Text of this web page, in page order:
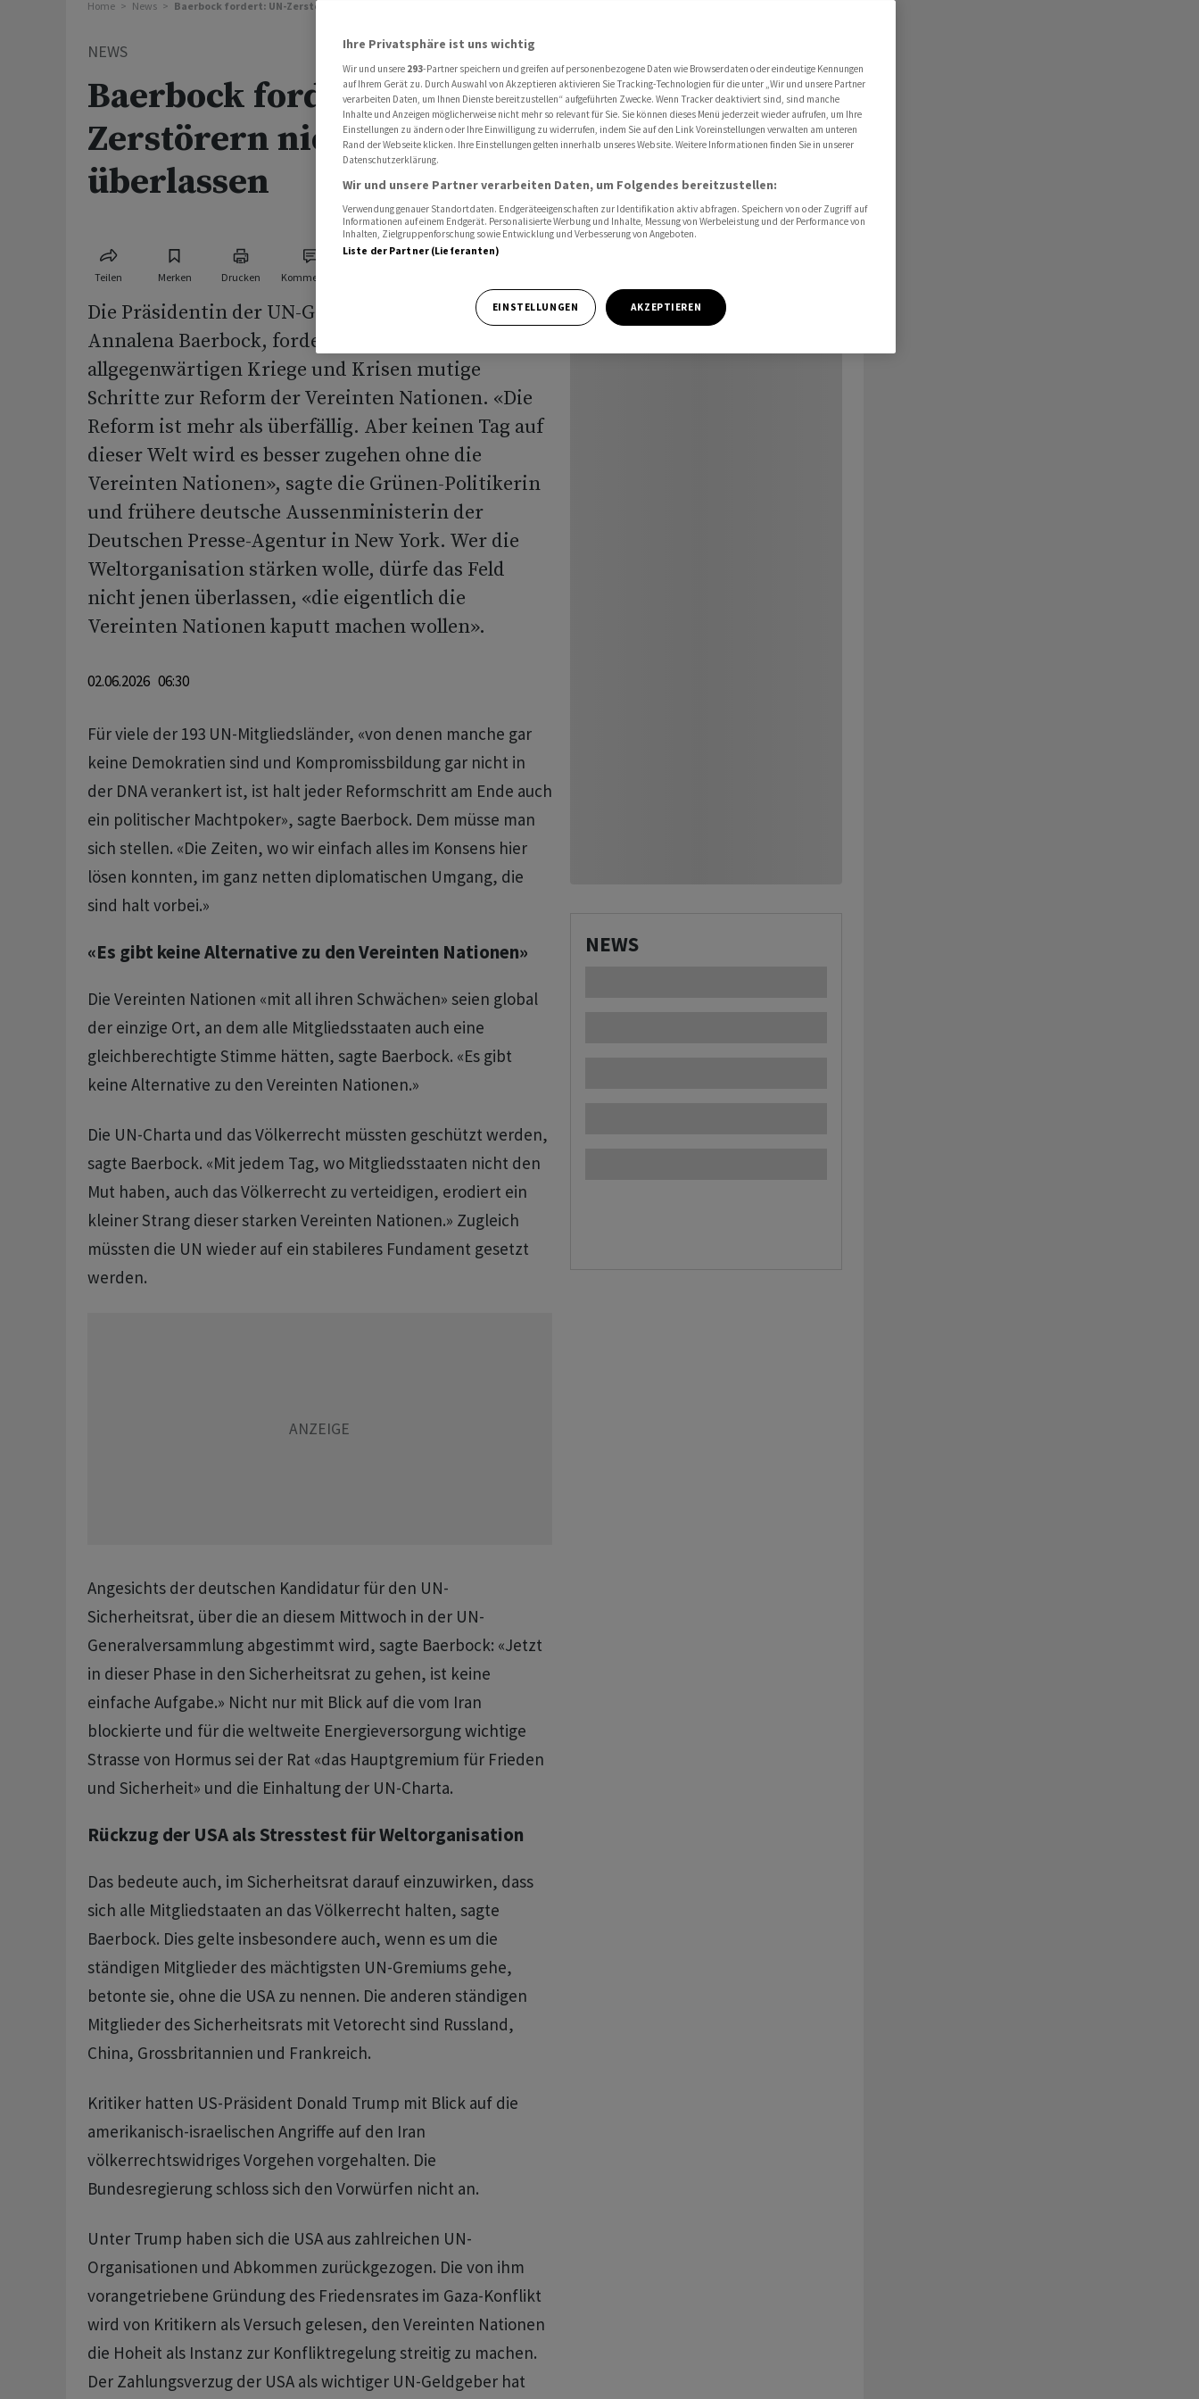
Home News Baerbock fordert: UN-Zerstörern nicht das Feld überlassen
NEWS
Baerbock fordert: UN-
Zerstörern nicht das Feld
überlassen
Teilen Merken Drucken Kommentare
Die Präsidentin der UN-Generalversammlung,
Annalena Baerbock, fordert angesichts der
allgegenwärtigen Kriege und Krisen mutige
Schritte zur Reform der Vereinten Nationen. «Die
Reform ist mehr als überfällig. Aber keinen Tag auf
dieser Welt wird es besser zugehen ohne die
Vereinten Nationen», sagte die Grünen-Politikerin
und frühere deutsche Aussenministerin der
Deutschen Presse-Agentur in New York. Wer die
Weltorganisation stärken wolle, dürfe das Feld
nicht jenen überlassen, «die eigentlich die
Vereinten Nationen kaputt machen wollen».
02.06.2026 06:30
Für viele der 193 UN-Mitgliedsländer, «von denen manche gar
keine Demokratien sind und Kompromissbildung gar nicht in
der DNA verankert ist, ist halt jeder Reformschritt am Ende auch
ein politischer Machtpoker», sagte Baerbock. Dem müsse man
sich stellen. «Die Zeiten, wo wir einfach alles im Konsens hier
lösen konnten, im ganz netten diplomatischen Umgang, die
sind halt vorbei.»
«Es gibt keine Alternative zu den Vereinten Nationen»
Die Vereinten Nationen «mit all ihren Schwächen» seien global
der einzige Ort, an dem alle Mitgliedsstaaten auch eine
gleichberechtigte Stimme hätten, sagte Baerbock. «Es gibt
keine Alternative zu den Vereinten Nationen.»
Die UN-Charta und das Völkerrecht müssten geschützt werden,
sagte Baerbock. «Mit jedem Tag, wo Mitgliedsstaaten nicht den
Mut haben, auch das Völkerrecht zu verteidigen, erodiert ein
kleiner Strang dieser starken Vereinten Nationen.» Zugleich
müssten die UN wieder auf ein stabileres Fundament gesetzt
werden.
Angesichts der deutschen Kandidatur für den UN-
Sicherheitsrat, über die an diesem Mittwoch in der UN-
Generalversammlung abgestimmt wird, sagte Baerbock: «Jetzt
in dieser Phase in den Sicherheitsrat zu gehen, ist keine
einfache Aufgabe.» Nicht nur mit Blick auf die vom Iran
blockierte und für die weltweite Energieversorgung wichtige
Strasse von Hormus sei der Rat «das Hauptgremium für Frieden
und Sicherheit» und die Einhaltung der UN-Charta.
Rückzug der USA als Stresstest für Weltorganisation
Das bedeute auch, im Sicherheitsrat darauf einzuwirken, dass
sich alle Mitgliedstaaten an das Völkerrecht halten, sagte
Baerbock. Dies gelte insbesondere auch, wenn es um die
ständigen Mitglieder des mächtigsten UN-Gremiums gehe,
betonte sie, ohne die USA zu nennen. Die anderen ständigen
Mitglieder des Sicherheitsrats mit Vetorecht sind Russland,
China, Grossbritannien und Frankreich.
Kritiker hatten US-Präsident Donald Trump mit Blick auf die
amerikanisch-israelischen Angriffe auf den Iran
völkerrechtswidriges Vorgehen vorgehalten. Die
Bundesregierung schloss sich den Vorwürfen nicht an.
Unter Trump haben sich die USA aus zahlreichen UN-
Organisationen und Abkommen zurückgezogen. Die von ihm
vorangetriebene Gründung des Friedensrates im Gaza-Konflikt
wird von Kritikern als Versuch gelesen, den Vereinten Nationen
die Hoheit als Instanz zur Konfliktregelung streitig zu machen.
Der Zahlungsverzug der USA als wichtiger UN-Geldgeber hat
NEWS
Ihre Privatsphäre ist uns wichtig
Wir und unsere 293-Partner speichern und greifen auf personenbezogene Daten wie Browserdaten oder eindeutige Kennungen
auf Ihrem Gerät zu. Durch Auswahl von Akzeptieren aktivieren Sie Tracking-Technologien für die unter „Wir und unsere Partner
verarbeiten Daten, um Ihnen Dienste bereitzustellen“ aufgeführten Zwecke. Wenn Tracker deaktiviert sind, sind manche
Inhalte und Anzeigen möglicherweise nicht mehr so relevant für Sie. Sie können dieses Menü jederzeit wieder aufrufen, um Ihre
Einstellungen zu ändern oder Ihre Einwilligung zu widerrufen, indem Sie auf den Link Voreinstellungen verwalten am unteren
Rand der Webseite klicken. Ihre Einstellungen gelten innerhalb unseres Website. Weitere Informationen finden Sie in unserer
Datenschutzerklärung.
Wir und unsere Partner verarbeiten Daten, um Folgendes bereitzustellen:
Verwendung genauer Standortdaten. Endgeräteeigenschaften zur Identifikation aktiv abfragen. Speichern von oder Zugriff auf
Informationen auf einem Endgerät. Personalisierte Werbung und Inhalte, Messung von Werbeleistung und der Performance von
Inhalten, Zielgruppenforschung sowie Entwicklung und Verbesserung von Angeboten.
Liste der Partner (Lieferanten)
EINSTELLUNGEN AKZEPTIEREN